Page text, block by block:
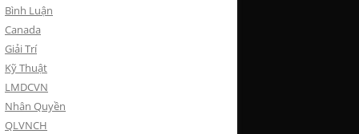
Bình Luận
Canada
Giải Trí
Kỹ Thuật
LMDCVN
Nhân Quyền
QLVNCH